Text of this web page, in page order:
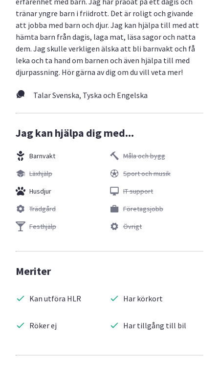
tränar yngre barn i friidrott. Det är roligt och givande
att jobba med barn och djur. Jag kan hjälpa till med att
hämta barn från dagis, laga mat, läsa sagor och natta
dem. Jag skulle verkligen älska att bli barnvakt och få
leka och ta hand om barnen och även hjälpa till med
djurpassning. Hör gärna av dig om du vill veta mer!
Talar Svenska, Tyska och Engelska
Jag kan hjälpa dig med...
Barnvakt
Läxhjälp
Husdjur
Trädgård
Festhjälp
Måla och bygg
Sport och musik
IT support
Företagsjobb
Övrigt
Meriter
Kan utföra HLR
Röker ej
Har körkort
Har tillgång till bil